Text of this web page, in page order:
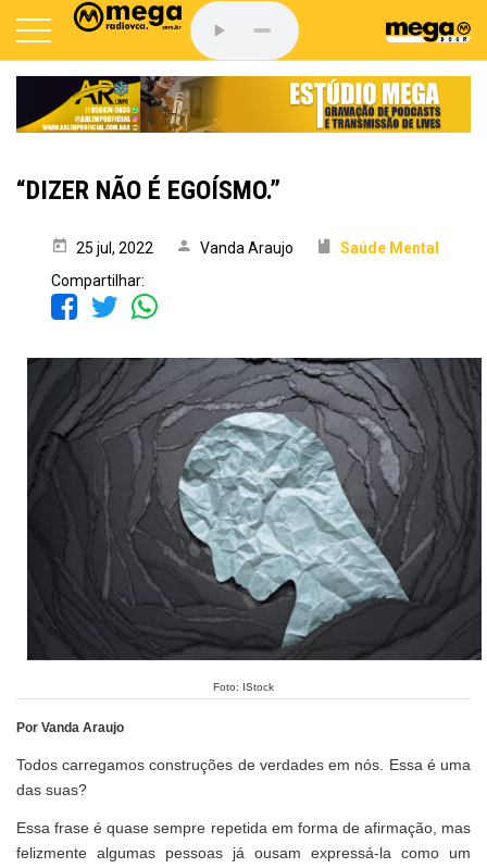
“DIZER NÃO É EGOÍSMO.”
25 jul, 2022 Vanda Araujo
Saúde Mental
Compartilhar:
Foto: IStock
Por Vanda Araujo
Todos carregamos construções de verdades em nós. Essa é uma
das suas?
Essa frase é quase sempre repetida em forma de afirmação, mas
felizmente algumas pessoas já ousam expressá-la como um